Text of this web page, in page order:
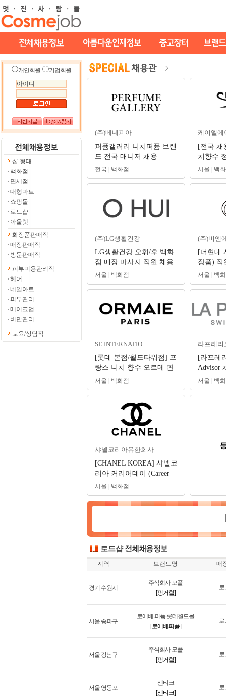
개인회원 기업회원
샵 형태
백화점
면세점
대형마트
쇼핑몰
로드샵
아울렛
화장품판매직
매장판매직
방문판매직
피부미용관리직
헤어
네일아트
피부관리
메이크업
비만관리
교육/상담직
(주)베네피아
퍼퓸갤러리 니치퍼퓸 브랜
드 전국 매니저 채용
전국 | 백화점
케이엘에
[전국 채
치향수
(신입/경
운셀러
서울 | 백
(주)LG생활건강
LG생활건강 오휘/후 백화
점 매장 마사지 직원 채용
(계약직/서울수도권)
서울 | 백화점
(주)비엔
[더현대
장품) 직
서울 | 백
SE INTERNATIO
[롯데 본점/월드타워점] 프
랑스 니치 향수 오르메 판
매사원 구인
서울 | 백화점
라프레리
[라프레
Advisor
서울 | 백
샤넬코리아유한회사
[CHANEL KOREA] 샤넬코
리아 커리어데이 (Career
day) 및 수시 채용
서울 | 백화점
로드샵
지역 브랜드명 매
경기 수원시
주식회사 모플
[핑거힐]
서울 송파구
로에베 퍼퓸 롯데월드몰
[로에베퍼퓸]
서울 강남구
주식회사 모플
[핑거힐]
서울 영등포
센티크
[센티크]